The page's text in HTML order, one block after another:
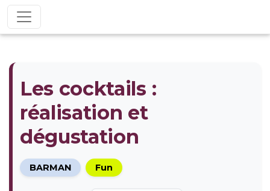
Les cocktails :
réalisation et
dégustation
BARMAN Fun